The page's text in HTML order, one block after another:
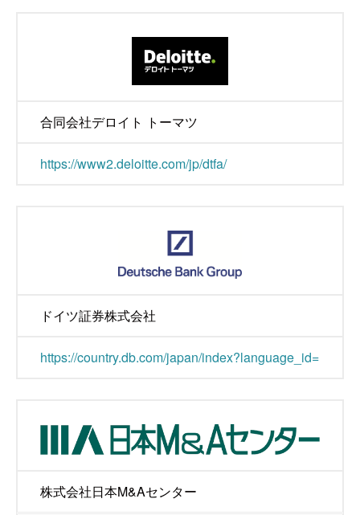
合同会社デロイト トーマツ
https://www2.deloitte.com/jp/dtfa/
ドイツ証券株式会社
https://country.db.com/japan/index?language_id=
株式会社日本M&Aセンター